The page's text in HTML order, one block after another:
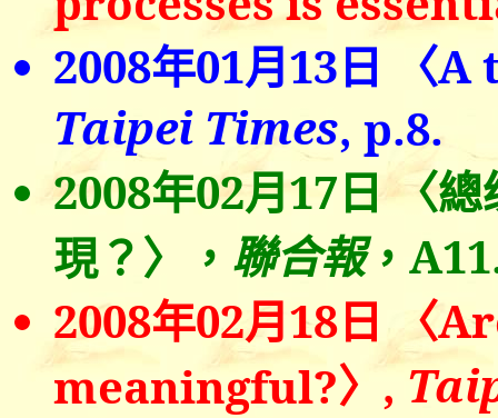
2008年01月13日 〈A
Taipei Times, p.8.
2008年02月17日〈總
現？〉， 聯合報，
2008年02月18日 〈
meaningful?〉 ,